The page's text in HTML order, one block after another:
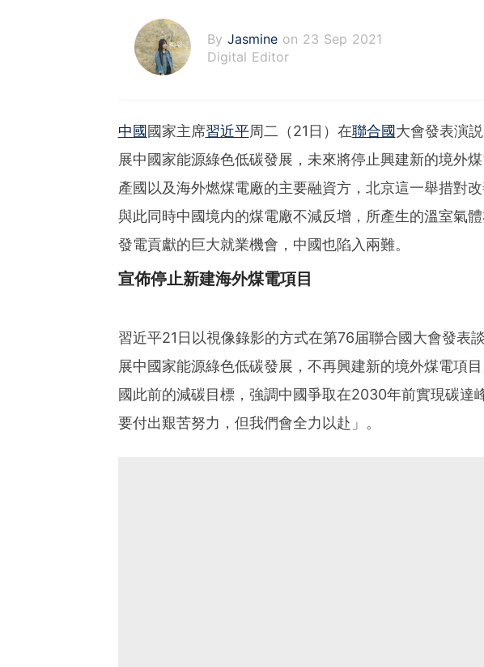
By Jasmine on 23 Sep 2021
Digital Editor
中國 國家主席習近平周二（21日）在聯合國大會發表演
展中國家能源綠色低碳發展，未來將停止興建新的境外
產國以及海外燃煤電廠的主要融資方，北京這一舉措對
與此同時中國境内的煤電廠不減反增，所產生的溫室氣
發電貢獻的巨大就業機會，中國也陷入兩難。
宣佈停止新建海外煤電項目
習近平21日以視像錄影的方式在第76届聯合國大會發表
展中國家能源綠色低碳發展，不再興建新的境外煤電項
國此前的減碳目標，強調中國爭取在2030年前實現碳達
要付出艱苦努力，但我們會全力以赴」。